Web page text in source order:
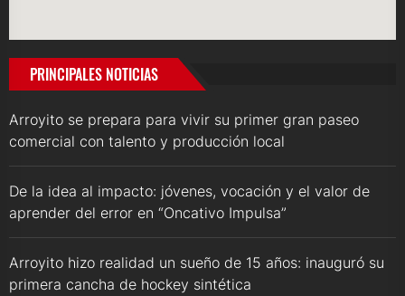
PRINCIPALES NOTICIAS
Arroyito se prepara para vivir su primer gran paseo
comercial con talento y producción local
De la idea al impacto: jóvenes, vocación y el valor de
aprender del error en “Oncativo Impulsa”
Arroyito hizo realidad un sueño de 15 años: inauguró su
primera cancha de hockey sintética